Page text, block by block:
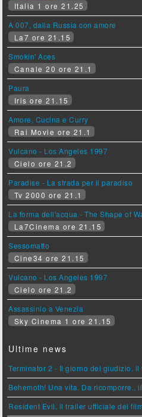
Italia 1 ore 21.25
A 007, dalla Russia con amore
La7 ore 21.15
Smokin' Aces
Canale 20 ore 21.1
Paura
Iris ore 21.15
Amore, Cucina e Curry
Rai Movie ore 21.1
Vulcano - Los Angeles 1997
Cielo ore 21.2
Paradise - La strada per il paradiso
Tv 2000 ore 21.1
La forma dell'acqua - The Shape of
La7Cinema ore 21.15
Sessomatto
Cine34 ore 21.15
Vulcano - Los Angeles 1997
Cielo ore 21.2
Assassinio a Venezia
Sky Cinema 1 ore 21.15
Ultime news
Terminator 2 - Il giorno del giudizio,
Behemoth! Una vita. Da ricomporre.,
Resident Evil, il trailer ufficiale del